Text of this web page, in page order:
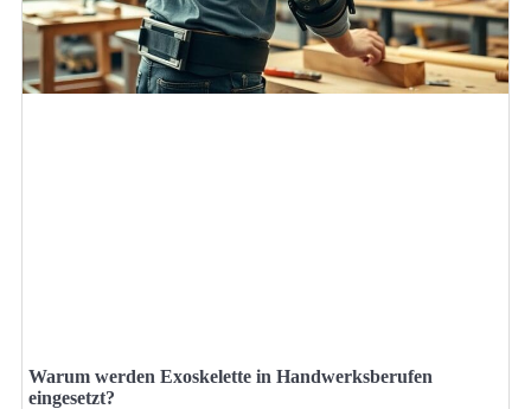
Warum werden Exoskelette in Handwerksberufen
eingesetzt?